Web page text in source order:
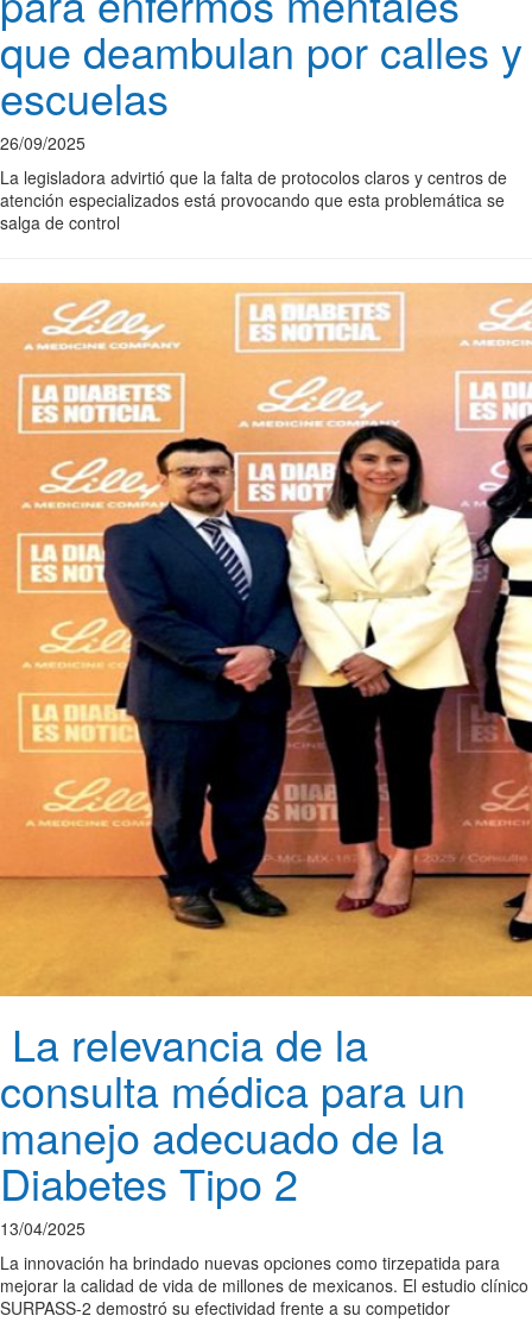
que deambulan por calles y
escuelas
26/09/2025
La legisladora advirtió que la falta de protocolos claros y centros de
atención especializados está provocando que esta problemática se
salga de control
La relevancia de la
consulta médica para un
manejo adecuado de la
Diabetes Tipo 2
13/04/2025
La innovación ha brindado nuevas opciones como tirzepatida para
mejorar la calidad de vida de millones de mexicanos. El estudio clínico
SURPASS-2 demostró su efectividad frente a su competidor